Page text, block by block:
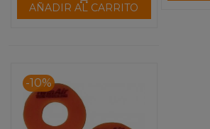
AÑADIR AL CARRITO
-10%